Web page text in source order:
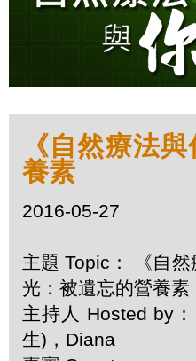
《自然療法
養素
2016-05-27
主題 Topic： 《自
光：被遺忘的營養素
主持人 Hosted by
生)，Diana